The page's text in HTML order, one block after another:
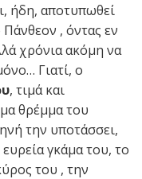
ήδη, αποτυπωθεί
, όντας εν
χρόνια ακόμη να
Γιατί, ο
, τιμά και
θρέμμα του
την υποτάσσει,
γκάμα του, το
του , την